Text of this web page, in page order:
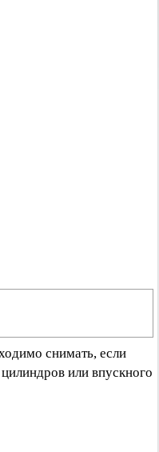
снимать, если
или впускного